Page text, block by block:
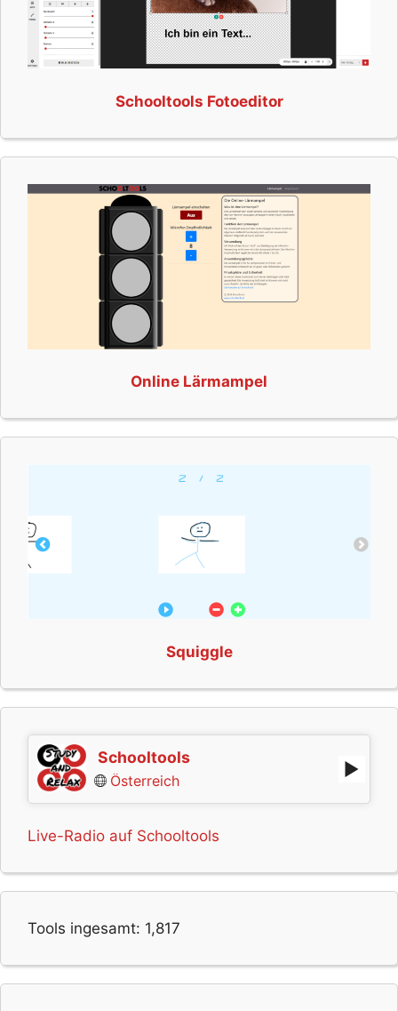
Schooltools Fotoeditor
Online Lärmampel
Squiggle
Schooltools
Österreich
Live-Radio auf Schooltools
Tools ingesamt: 1,817